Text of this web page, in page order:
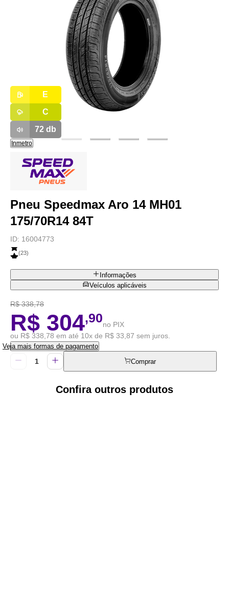
E
C
72db
Inmetro
Pneu Speedmax Aro 14 MH01
175/70R14 84T
ID: 16004773
(23)
Informações
Veículos aplicáveis
R$ 338,78
R$ 304,90no PIX
ou R$ 338,78 em até 10x de R$ 33,87 sem juros.
Veja mais formas de pagamento
Comprar
Confira outros produtos